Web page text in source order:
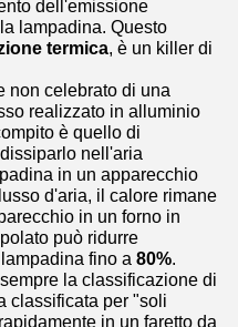
dell'emissione
lampadina. Questo
termica, è un killer di
non celebrato di una
realizzato in alluminio
è quello di
nell'aria
in un apparecchio
d'aria, il calore rimane
in un forno in
può ridurre
fino a 80%.
la classificazione di
classificata per "soli
in un faretto da